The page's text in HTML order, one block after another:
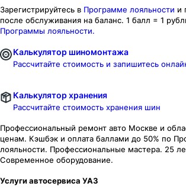
Зарегистрируйтесь в Программе лояльности и
после обслуживания на баланс. 1 балл = 1
Программы лояльности.
Калькулятор шиномонтажа
Рассчитайте стоимость и запишитесь
Калькулятор хранения
Рассчитайте стоимость хранения шин
Профессиональный ремонт авто Москве и
ценам. Кэшбэк и оплата баллами до 50% по
лояльности. Профессиональные мастера. 25
Современное оборудование.
Услуги автосервиса УАЗ